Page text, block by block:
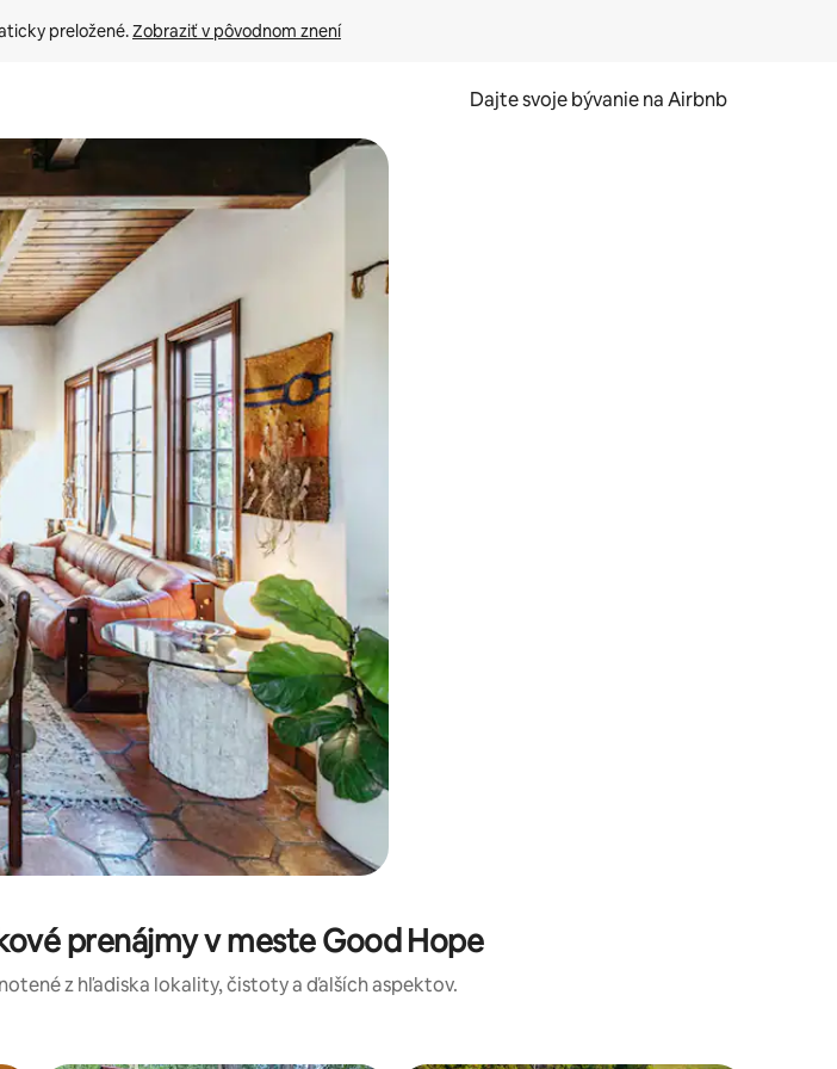
preložené. Zobraziť v pôvodnom znení
Dajte svoje bývanie na Airbnb
nahor a nadol alebo ich preskúmať pomocou dotykových gest či potiahnutia prstom.
prenájmy v meste Good Hope
z hľadiska lokality, čistoty a ďalších aspektov.